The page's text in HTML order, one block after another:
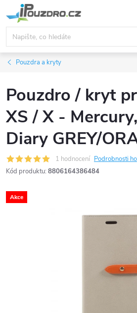
na
obsah
Pouzdra a kryty
Pouzdro / kryt
XS / X -
Diary GREY/
1 hodnocení Podrobnosti
Kód produktu: 8806164386484
Akce